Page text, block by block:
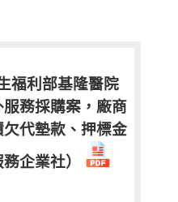
福利部基隆醫院
務採購案，廠商
代墊款、押標金
企業社）